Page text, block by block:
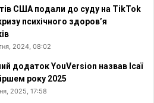
США подали до суду на TikTok
психічного здоров’я
2024, 08:02
додаток YouVersion назвав Ісаї
року 2025
2025, 17:58